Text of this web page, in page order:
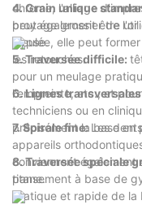
chrome, l'alliage
peut également être
gypse.
4. Grain unique
broyage grossier de
meulée, elle peut
les retouches.
5. Traversée difficile:
pour un meulage
l'empreinte, etc., et
6. Lignes
techniciens ou en
précisément la base en
7. Spirale fine:Les
appareils
conviennent également
titane.
8. Traversée spéciale
pansement à base de
pratique et rapide de la